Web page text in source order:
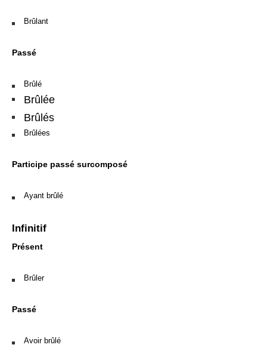
Brûlant
Passé
Brûlé
Brûlée
Brûlés
Brûlées
Participe passé surcomposé
Ayant brûlé
Infinitif
Présent
Brûler
Passé
Avoir brûlé